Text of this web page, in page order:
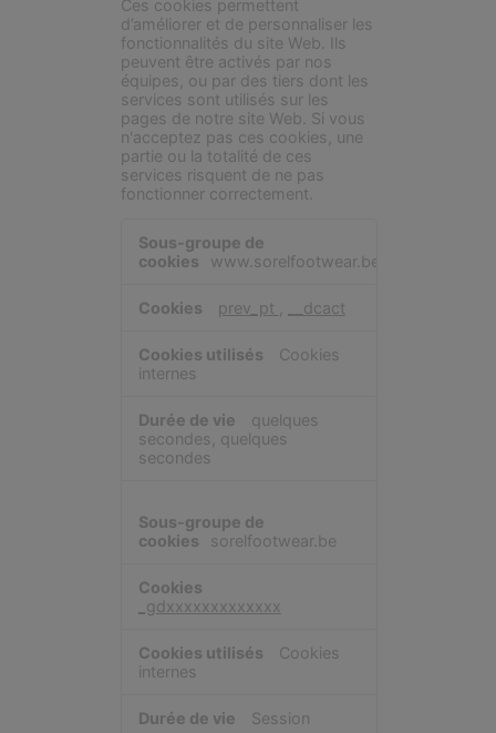
Ces cookies permettent
d’améliorer et de personnaliser les
fonctionnalités du site Web. Ils
peuvent être activés par nos
équipes, ou par des tiers dont les
services sont utilisés sur les
pages de notre site Web. Si vous
n'acceptez pas ces cookies, une
partie ou la totalité de ces
services risquent de ne pas
fonctionner correctement.
de
fonctionnalité
www.sorelfootwear.be
prev_pt __dcact
Cookies
internes
quelques
secondes, quelques
secondes
sorelfootwear.be
_gdxxxxxxxxxxxxx
Cookies
internes
Session